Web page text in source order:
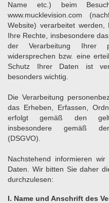
Name etc.) beim
www.mucklevision.com
Website) verarbeitet
Ihre Rechte, insbesondere
der Verarbeitung Ihrer
widersprechen bzw. eine
Schutz Ihrer Daten ist
besonders wichtig.
Die Verarbeitung
das Erheben, Erfassen,
erfolgt gemäß den
insbesondere gemäß der
(DSGVO).
Nachstehend informieren
Daten. Wir bitten Sie daher
durchzulesen:
I. Name und Anschrift des